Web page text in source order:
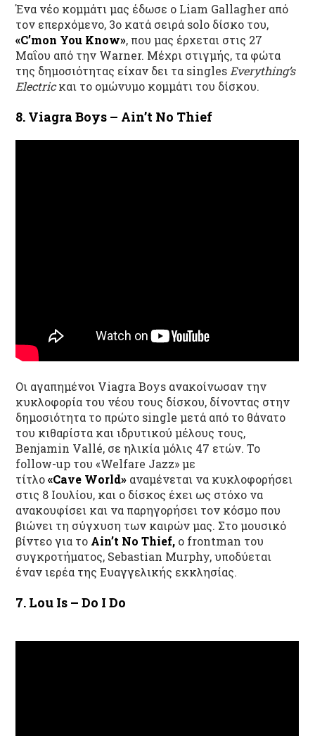
Ένα νέο κομμάτι μας έδωσε ο Liam Gallagher από
τον επερχόμενο, 3ο κατά σειρά solo δίσκο του,
«C’mon You Know», που μας έρχεται στις 27
Μαΐου από την Warner. Μέχρι στιγμής, τα φώτα
της δημοσιότητας είχαν δει τα singles Everything’s
Electricκαι το ομώνυμο κομμάτι του δίσκου.
8. Viagra Boys – Ain’t No Thief
Οι αγαπημένοι Viagra Boys ανακοίνωσαν την
κυκλοφορία του νέου τους δίσκου, δίνοντας στην
δημοσιότητα το πρώτο singleμετά από το θάνατο
του κιθαρίστα και ιδρυτικού μέλους τους,
Benjamin Vallé, σε ηλικία μόλις 47 ετών. Το
follow-up του«Welfare Jazz»με
τίτλο«Cave World» αναμένεται να κυκλοφορήσει
στις 8 Ιουλίου, και ο δίσκος έχει ως στόχο να
ανακουφίσει και να παρηγορήσει τον κόσμο που
βιώνει τη σύγχυση των καιρών μας. Στομουσικό
βίντεο για το Ain’t No Thief, ο frontman του
συγκροτήματος, Sebastian Murphy, υποδύεται
έναν ιερέα της Ευαγγελικής εκκλησίας.
7. Lou Is – Do I Do